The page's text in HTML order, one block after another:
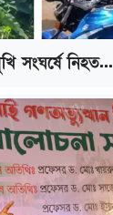
সংঘর্ষে নিহত...